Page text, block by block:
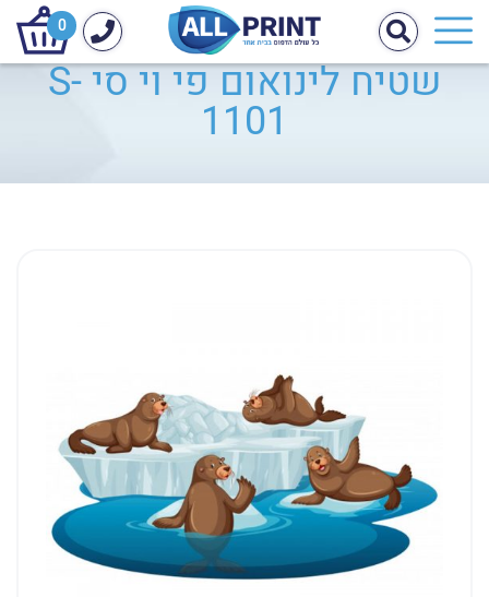
0
שטיח לינואום פי וי סי S-
1101